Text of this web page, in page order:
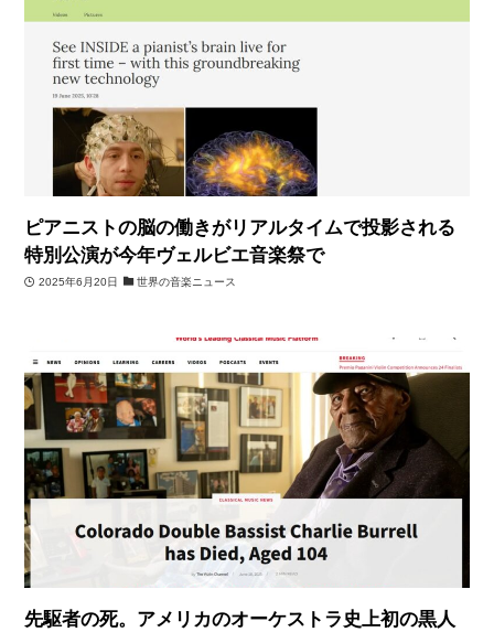
ピアニストの脳の働きがリアルタイムで投影される
特別公演が今年ヴェルビエ音楽祭で
2025年6月20日 世界の音楽ニュース
先駆者の死。アメリカのオーケストラ史上初の黒人